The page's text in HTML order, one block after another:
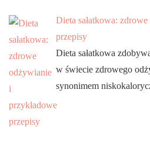
Dieta sałatkowa:
przepisy
Dieta sałatkowa
w świecie zdrowego
synonimem